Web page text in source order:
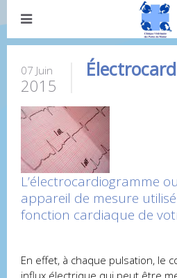
07 Juin
2015
L’électrocardiogramme
appareil de mesure
fonction cardiaque de
En effet, à chaque pulsation, le
influx électrique qui peut être